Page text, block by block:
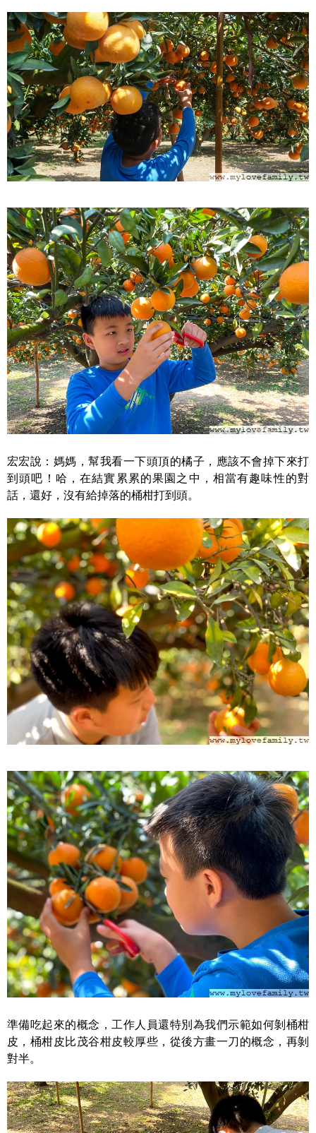
宏宏說：媽媽，幫我看一下頭頂的橘子，應該不會掉下來打
到頭吧！哈，在結實累累的果園之中，相當有趣味性的對
話，還好，沒有給掉落的桶柑打到頭。
準備吃起來的概念，工作人員還特別為我們示範如何剝桶柑
皮，桶柑皮比茂谷柑皮較厚些，從後方畫一刀的概念，再剝
對半。